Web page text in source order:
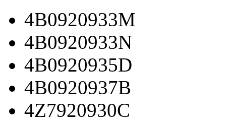
4B0920933M
4B0920933N
4B0920935D
4B0920937B
4Z7920930C